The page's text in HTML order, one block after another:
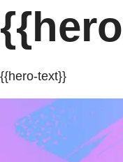
{{hero-text}}